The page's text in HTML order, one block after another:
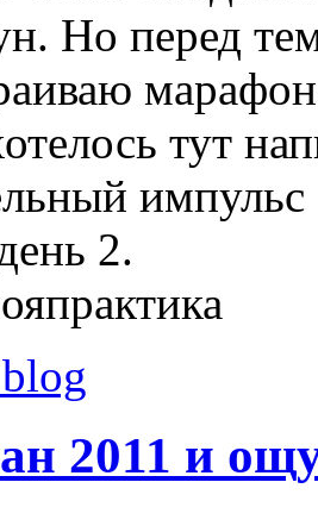
Но перед
тут
2.
2011 и